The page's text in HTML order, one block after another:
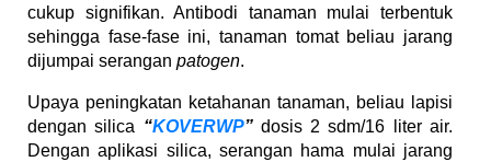
cukup signifikan. Antibodi tanaman mulai terbentuk
sehingga fase-fase ini, tanaman tomat beliau jarang
dijumpai serangan patogen.
Upaya peningkatan ketahanan tanaman, beliau lapisi
dengan silica “KOVERWP”dosis 2 sdm/16 liter air.
Dengan aplikasi silica, serangan hama mulai jarang